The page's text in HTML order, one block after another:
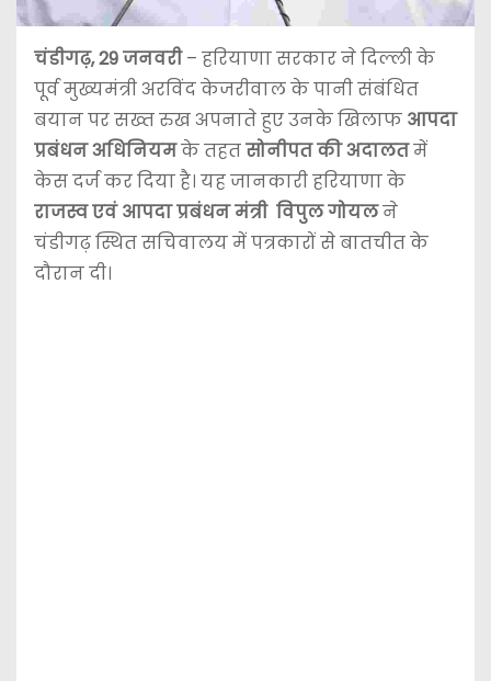
चंडीगढ़, 29 जनवरी– हरियाणा सरकार ने दिल्ली के
पूर्व मुख्यमंत्री अरविंद केजरीवाल के पानी संबंधित
बयान पर सख्त रुख अपनाते हुए उनके खिलाफ आपदा
प्रबंधन अधिनियमके तहतसोनीपत की अदालतमें
केस दर्ज कर दिया है। यह जानकारी हरियाणा के
राजस्व एवं आपदा प्रबंधन मंत्री विपुल गोयलने
चंडीगढ़ स्थित सचिवालय में पत्रकारों से बातचीत के
दौरान दी।